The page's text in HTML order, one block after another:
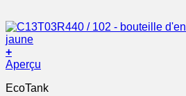
+
Aperçu
EcoTank